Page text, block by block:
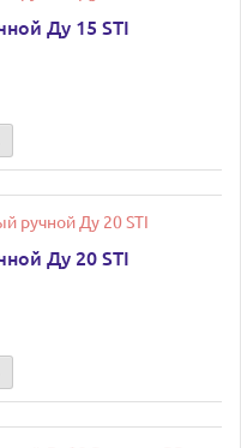
Ду 15 STI
Ду 20 STI